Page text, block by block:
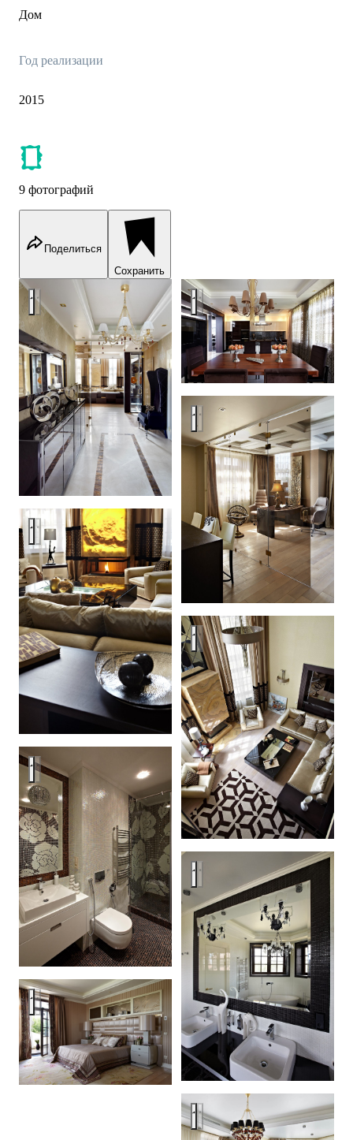
Дом
Год реализации
2015
9 фотографий
Поделиться
Сохранить
Загородный дом 420 кв м Загородный дом 420 кв м
Загородный дом 420 кв м
Загородный дом 420 кв м
Загородный дом 420 кв м
Загородный дом 420 кв м
Загородный дом 420 кв м
Загородный дом 420 кв м
Загородный дом 420 кв м